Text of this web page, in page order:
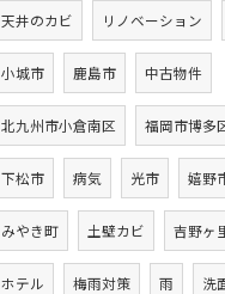
天井のカビ リノベーション
小城市 鹿島市 中古物件
北九州市小倉南区 福岡市博多
下松市 病気 光市 嬉野
みやき町 土壁カビ 吉野ヶ
ホテル 梅雨対策 雨 洗